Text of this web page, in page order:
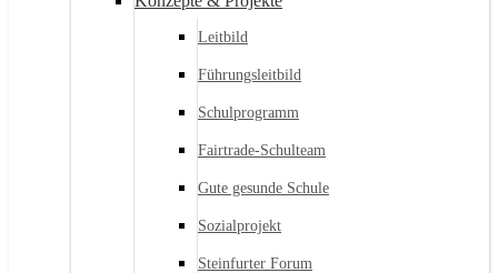
Leitbild
Führungsleitbild
Schulprogramm
Fairtrade-Schulteam
Gute gesunde Schule
Sozialprojekt
Steinfurter Forum